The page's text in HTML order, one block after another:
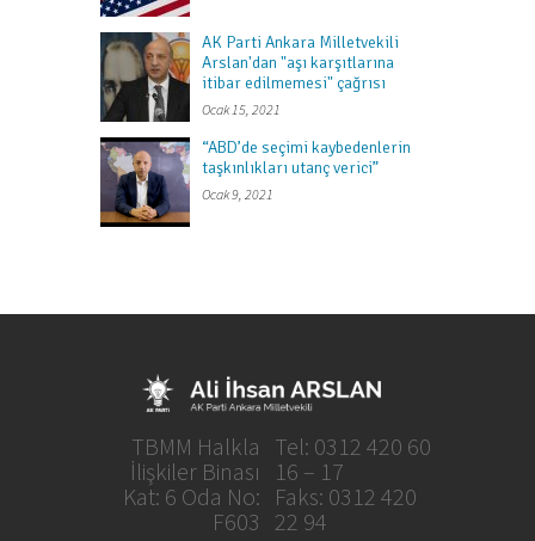
AK Parti Ankara Milletvekili
Arslan'dan "aşı karşıtlarına
itibar edilmemesi" çağrısı
Ocak 15, 2021
“ABD’de seçimi kaybedenlerin
taşkınlıkları utanç verici”
Ocak 9, 2021
Tel: 0312 420 60
16 – 17
Faks: 0312 420
22 94
TBMM Halkla
İlişkiler Binası
Kat: 6 Oda No:
F603